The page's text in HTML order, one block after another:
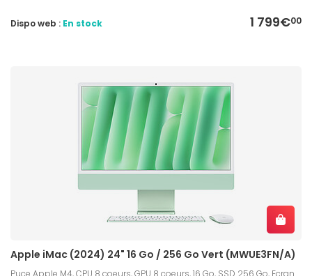
1 799€00
Dispo web : En stock
Apple iMac (2024) 24" 16 Go / 256 Go Vert (MWUE3FN/A)
Puce Apple M4, CPU 8 coeurs, GPU 8 coeurs, 16 Go, SSD 256 Go, Ecran